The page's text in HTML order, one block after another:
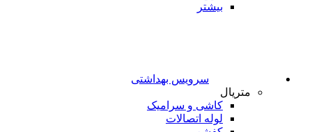
بیشتر
سرویس بهداشتی
متریال
کاشی و سرامیک
لوله اتصالات